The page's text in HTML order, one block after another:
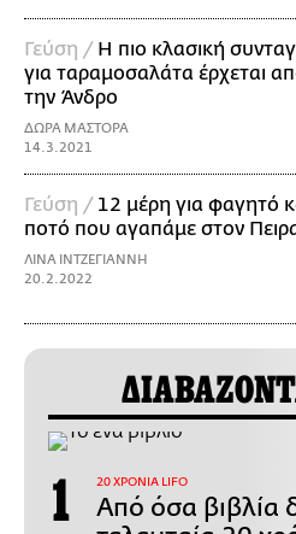
Γεύση / Η πιο κλασική
για ταραμοσαλάτα έρχεται
την Άνδρο
ΔΩΡΑ ΜΑΣΤΟΡΑ
14.3.2021
Γεύση / 12 μέρη για φαγητό
ποτό που αγαπάμε στον
ΛΙΝΑ ΙΝΤΖΕΓΙΑΝΝΗ
20.2.2022
20 ΧΡΟΝΙΑ LIFO
Από όσα βιβλία